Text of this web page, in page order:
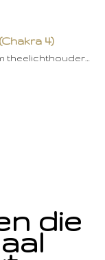
4)
theelichthouder…
die